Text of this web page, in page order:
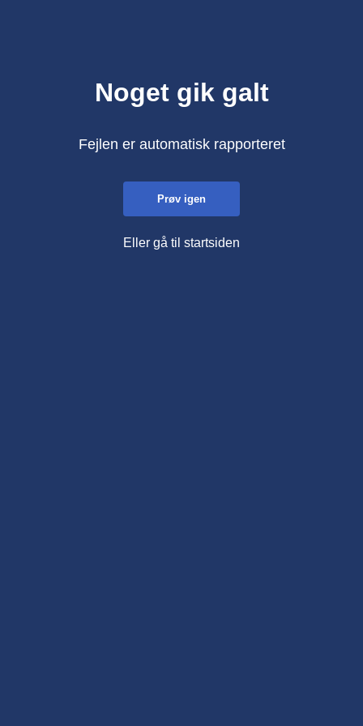
Noget gik galt
Fejlen er automatisk rapporteret
Prøv igen
Eller gå til startsiden